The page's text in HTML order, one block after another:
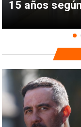
15 años